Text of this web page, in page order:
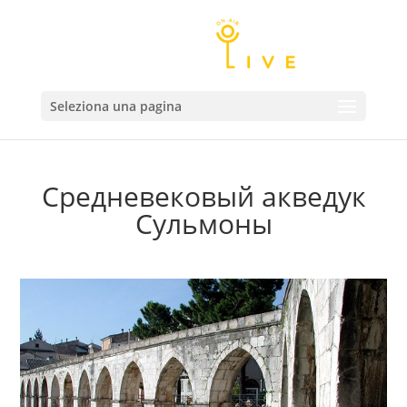
Seleziona una pagina
Средневековый акведук
Сульмоны